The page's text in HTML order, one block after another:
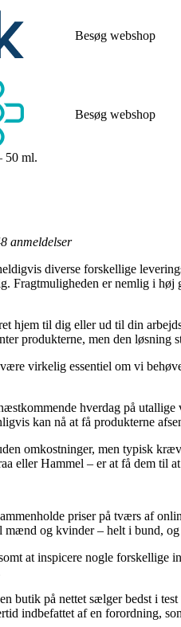
Besøg webshop
Besøg webshop
50 ml.
anmeldelser
diverse forskellige
Fragtmuligheden er nemlig i
hjem til dig eller ud til din
produkterne, men den
virkelig essentiel om vi
hverdag på
kan nå at få produkterne
omkostninger, men typisk
eller Hammel – er at få dem til
priser på tværs af
mænd og kvinder – helt i bund,
at inspicere nogle forskellige
butik på nettet sælger bedst i
indbefattet af en forordning,